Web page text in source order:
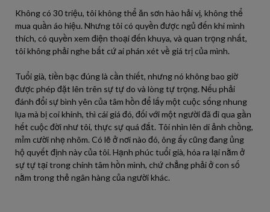
Không có 30 triệu, tôi không thể ăn sơn hào hải vị, không thể
mua quần áo hiệu. Nhưng tôi có quyền được ngủ đến khi mình
thích, có quyền xem điện thoại đến khuya, và quan trọng nhất,
tôi không phải nghe bất cứ ai phán xét về giá trị của mình.
Tuổi già, tiền bạc đúng là cần thiết, nhưng nó không bao giờ
được phép đặt lên trên sự tự do và lòng tự trọng. Nếu phải
đánh đổi sự bình yên của tâm hồn để lấy một cuộc sống nhung
lụa mà bị coi khinh, thì cái giá đó, đối với một người đã đi qua gần
hết cuộc đời như tôi, thực sự quá đắt. Tôi nhìn lên di ảnh chồng,
mỉm cười nhẹ nhõm. Có lẽ ở nơi nào đó, ông ấy cũng đang ủng
hộ quyết định này của tôi. Hạnh phúc tuổi già, hóa ra lại nằm ở
sự tự tại trong chính tâm hồn mình, chứ chẳng phải ở con số
nằm trong thẻ ngân hàng của người khác.